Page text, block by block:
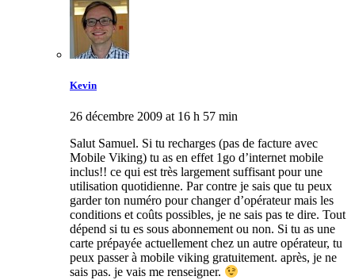
Kevin
26 décembre 2009 at 16 h 57 min
Salut Samuel. Si tu recharges (pas de facture avec
Mobile Viking) tu as en effet 1go d’internet mobile
inclus!! ce qui est très largement suffisant pour une
utilisation quotidienne. Par contre je sais que tu peux
garder ton numéro pour changer d’opérateur mais les
conditions et coûts possibles, je ne sais pas te dire. Tout
dépend si tu es sous abonnement ou non. Si tu as une
carte prépayée actuellement chez un autre opérateur, tu
peux passer à mobile viking gratuitement. après, je ne
sais pas. je vais me renseigner.